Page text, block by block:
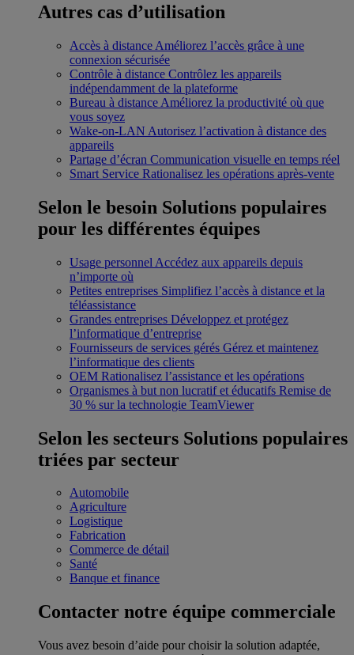
Autres cas d’utilisation
Accès à distance Améliorez l’accès grâce à une
connexion sécurisée
Contrôle à distance Contrôlez les appareils
indépendamment de la plateforme
Bureau à distance Améliorez la productivité où que
vous soyez
Wake-on-LAN Autorisez l’activation à distance des
appareils
Partage d’écran Communication visuelle en temps réel
Smart Service Rationalisez les opérations après-vente
Selon le besoin Solutions populaires
pour les différentes équipes
Usage personnel Accédez aux appareils depuis
n’importe où
Petites entreprises Simplifiez l’accès à distance et la
téléassistance
Grandes entreprises Développez et protégez
l’informatique d’entreprise
Fournisseurs de services gérés Gérez et maintenez
l’informatique des clients
OEM Rationalisez l’assistance et les opérations
Organismes à but non lucratif et éducatifs Remise de
30 % sur la technologie TeamViewer
Selon les secteurs Solutions populaires
triées par secteur
Automobile
Agriculture
Logistique
Fabrication
Commerce de détail
Santé
Banque et finance
Contacter notre équipe commerciale
Vous avez besoin d’aide pour choisir la solution adaptée,